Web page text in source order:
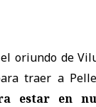
oriundo de
traer a
estar en